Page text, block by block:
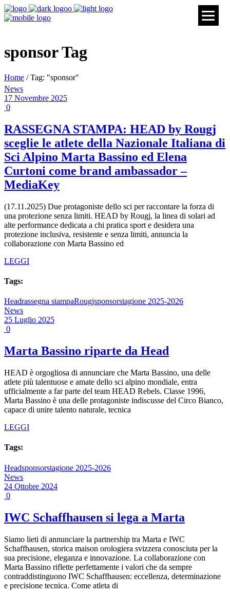
▼
▼
sponsor Tag
Home / Tag: "sponsor"
News
17 Novembre 2025
0
RASSEGNA STAMPA: HEAD by Rougj
sceglie le atlete della Nazionale Italiana di
Sci Alpino Marta Bassino ed Elena
Curtoni come brand ambassador –
MediaKey
(17.11.2025) Due protagoniste dello sci per raccontare la forza di
una protezione senza limiti. HEAD by Rougj, la linea di solari ad
alte performance dedicata a chi pratica sport e desidera una
protezione inclusiva, resistente e senza limiti, annuncia la
collaborazione con Marta Bassino ed
LEGGI
Tags:
Headrassegna stampaRougjsponsorstagione 2025-2026
News
25 Luglio 2025
0
Marta Bassino riparte da Head
HEAD è orgogliosa di annunciare che Marta Bassino, una delle
atlete più talentuose e amate dello sci alpino mondiale, entra
ufficialmente a far parte del team HEAD Rebels. Classe 1996,
Marta Bassino è una delle protagoniste indiscusse del Circo Bianco,
capace di unire talento naturale, tecnica
LEGGI
Tags:
Headsponsorstagione 2025-2026
News
24 Ottobre 2024
0
IWC Schaffhausen si lega a Marta
Siamo lieti di annunciare la partnership tra Marta e IWC
Schaffhausen, storica maison orologiera svizzera conosciuta per la
sua precisione, eleganza e innovazione. La collaborazione con
Marta Bassino riflette perfettamente i valori che da sempre
contraddistinguono IWC Schaffhausen: eccellenza, determinazione
e precisione tecnica. Come atleta di